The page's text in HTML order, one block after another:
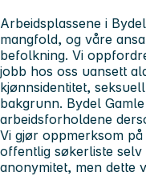
Arbeidsplassene i
mangfold, og våre
befolkning. Vi
jobb hos oss uansett
kjønnsidentitet,
bakgrunn. Bydel
arbeidsforholdene
Vi gjør oppmerksom
offentlig søkerliste
anonymitet, men dette